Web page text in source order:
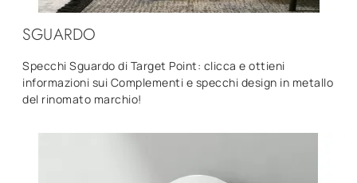
SGUARDO
Specchi Sguardo di Target Point: clicca e ottieni
informazioni sui Complementi e specchi design in metallo
del rinomato marchio!